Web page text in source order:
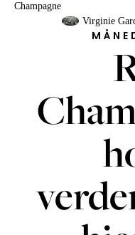
Champagne
Virginie